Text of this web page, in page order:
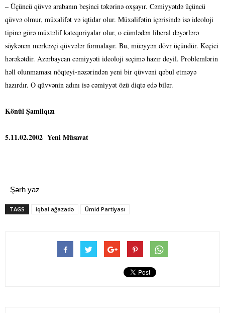
– Üçüncü qüvvə arabanın beşinci təkərinə oxşayır. Cəmiyyətdə üçüncü
qüvvə olmur, müxalifət və iqtidar olur. Müxalifətin içərisində isə ideoloji
tipinə görə müxtəlif kateqoriyalar olur, o cümlədən liberal dəyərlərə
söykənən mərkəzçi qüvvələr formalaşır. Bu, müəyyən dövr üçündür. Keçici
hərəkətdir. Azərbaycan cəmiyyəti ideoloji seçimə hazır deyil. Problemlərin
həll olunmaması nöqteyi-nəzərindən yeni bir qüvvəni qəbul etməyə
hazırdır. O qüvvənin adını isə cəmiyyət özü diqtə edə bilər.
Könül Şamilqızı
5.11.02.2002 Yeni Müsavat
Şərh yaz
TAGS iqbal ağazadə Ümid Partiyası